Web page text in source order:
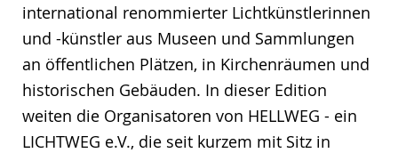
international renommierter Lichtkünstlerinnen
und -künstler aus Museen und Sammlungen
an öffentlichen Plätzen, in Kirchenräumen und
historischen Gebäuden. In dieser Edition
weiten die Organisatoren von HELLWEG - ein
LICHTWEG e.V., die seit kurzem mit Sitz in